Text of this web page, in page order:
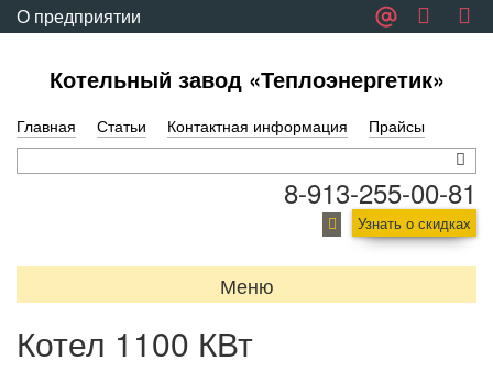
О предприятии
Котельный завод «Теплоэнергетик»
Главная Статьи Контактная информация Прайсы
8-913-255-00-81
Узнать о скидках
Меню
Котел 1100 КВт